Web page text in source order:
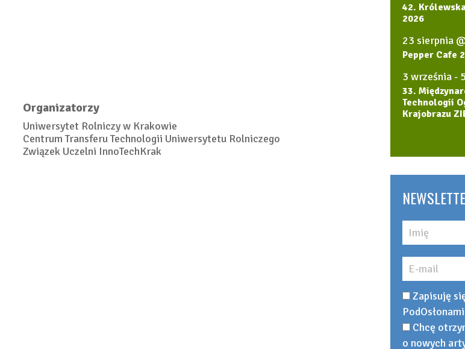
Organizatorzy
Uniwersytet Rolniczy w Krakowie
Centrum Transferu Technologii Uniwersytetu Rolniczego
Związek Uczelni InnoTechKrak
42.
2026
23 sierpnia
Pepper Cafe
3 września-
33.
Technologii
Krajobrazu
Zapisuję
PodOsłonami
Chcę
o nowych